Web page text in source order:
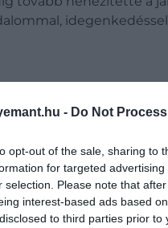
- Do Not
opt-out of the sale, sharing to
for targeted
selection. Please note that
interest-based ads based
to third parties prior
Apja később
pénzt,de külseje és
egyik